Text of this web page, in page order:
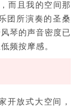
而且我的空间那
团所演奏的圣桑
琴的声音密度已
频按摩感。
开放式大空间，